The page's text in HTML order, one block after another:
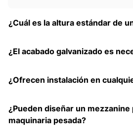
¿Cuál es la altura estándar de
¿El acabado galvanizado es
¿Ofrecen instalación en
¿Pueden diseñar un
maquinaria pesada?